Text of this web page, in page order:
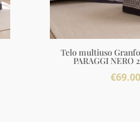
Telo multiuso
PARAGGI NERO
€69.00